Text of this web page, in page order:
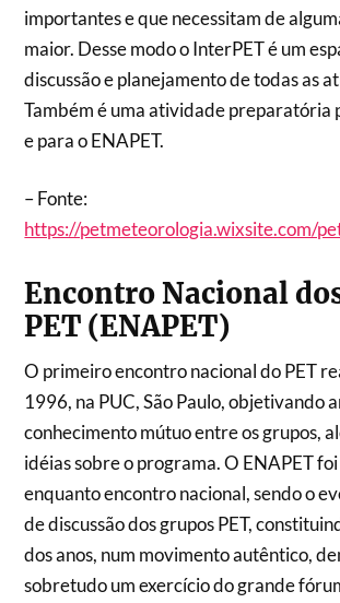
importantes e que necessitam de
maior. Desse modo o InterPET é um
discussão e planejamento de todas as
Também é uma atividade preparatória
e para o ENAPET.
– Fonte:
https://petmeteorologia.wixsite.com/
Encontro Nacional
PET (ENAPET)
O primeiro encontro nacional do PET
1996, na PUC, São Paulo, objetivando
conhecimento mútuo entre os grupos,
idéias sobre o programa. O ENAPET
enquanto encontro nacional, sendo o
de discussão dos grupos PET,
dos anos, num movimento autêntico,
sobretudo um exercício do grande